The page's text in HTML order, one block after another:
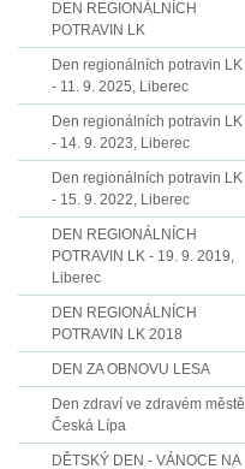
DEN REGIONÁLNÍCH
POTRAVIN LK
Den regionálních potravin LK
- 11. 9. 2025, Liberec
Den regionálních potravin LK
- 14. 9. 2023, Liberec
Den regionálních potravin LK
- 15. 9. 2022, Liberec
DEN REGIONÁLNÍCH
POTRAVIN LK - 19. 9. 2019,
Liberec
DEN REGIONÁLNÍCH
POTRAVIN LK 2018
DEN ZA OBNOVU LESA
Den zdraví ve zdravém městě
Česká Lípa
DĚTSKÝ DEN - VÁNOCE NA